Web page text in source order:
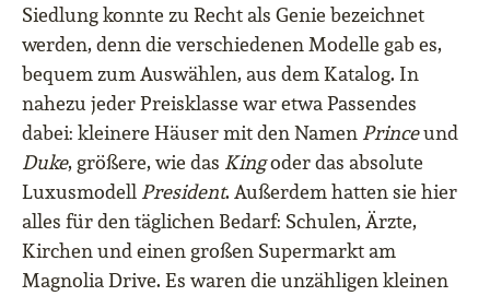
Siedlung konnte zu Recht als Genie bezeichnet
werden, denn die verschiedenen Modelle gab es,
bequem zum Auswählen, aus dem Katalog. In
nahezu jeder Preisklasse war etwa Passendes
dabei: kleinere Häuser mit den Namen Princeund
Duke, größere, wie das Kingoder das absolute
Luxusmodell President. Außerdem hatten sie hier
alles für den täglichen Bedarf: Schulen, Ärzte,
Kirchen und einen großen Supermarkt am
Magnolia Drive. Es waren die unzähligen kleinen